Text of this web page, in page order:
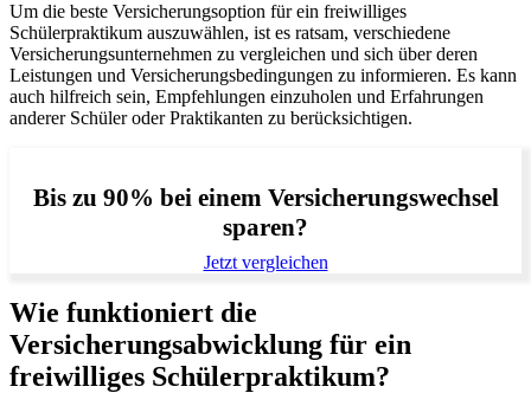
Um die beste Versicherungsoption für ein freiwilliges
Schülerpraktikum auszuwählen, ist es ratsam, verschiedene
Versicherungsunternehmen zu vergleichen und sich über deren
Leistungen und Versicherungsbedingungen zu informieren. Es kann
auch hilfreich sein, Empfehlungen einzuholen und Erfahrungen
anderer Schüler oder Praktikanten zu berücksichtigen.
Bis zu 90% bei einem Versicherungswechsel
sparen?
Jetzt vergleichen
Wie funktioniert die
Versicherungsabwicklung für ein
freiwilliges Schülerpraktikum?